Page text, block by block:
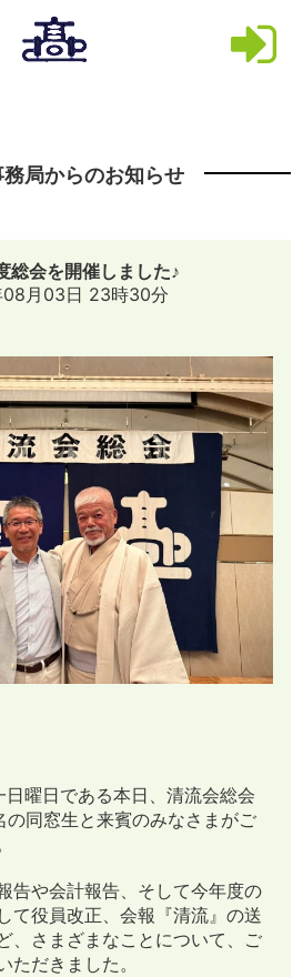
務局からのお知らせ
総会を開催しました♪
月03日 23時30分
曜日である本日、清流会総会
の同窓生と来賓のみなさまがご
告や会計報告、そして今年度の
て役員改正、会報『清流』の送
、さまざまなことについて、ご
ただきました。